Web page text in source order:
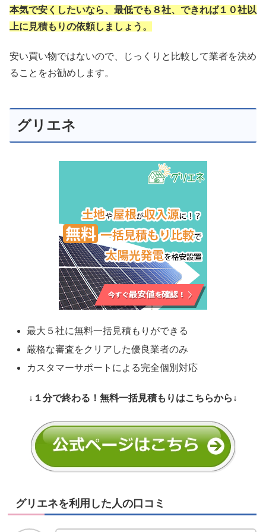
本気で安くしたいなら、最低でも８社、できれば１０社以
上に見積もりの依頼しましょう。
安い買い物ではないので、じっくりと比較して業者を決め
ることをお勧めします。
グリエネ
最大５社に無料一括見積もりができる
厳格な審査をクリアした優良業者のみ
カスタマーサポートによる完全個別対応
↓１分で終わる！無料一括見積もりはこちらから↓
グリエネを利用した人の口コミ